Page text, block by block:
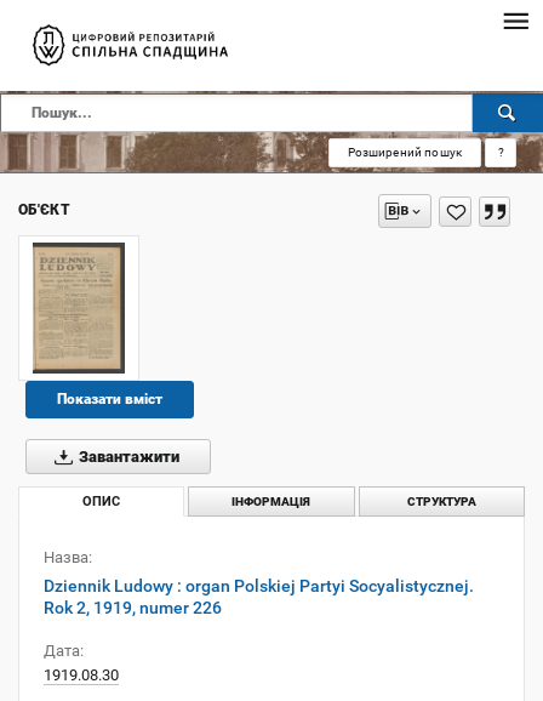
Розширений пошук ?
ОБ'ЄКТ
Показати вміст
Завантажити
ОПИС ІНФОРМАЦІЯ СТРУКТУРА
Назва:
Dziennik Ludowy : organ Polskiej Partyi Socyalistycznej.
Rok 2, 1919, numer 226
Дата:
1919.08.30